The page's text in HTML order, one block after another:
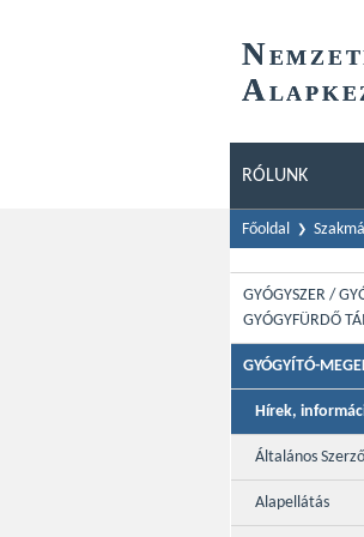
N
A
RÓLUNK
Főoldal
GYÓGYSZER /
GYÓGYFÜRDŐ
GYÓGYÍTÓ-
Hírek,
Általános
Alapellátás